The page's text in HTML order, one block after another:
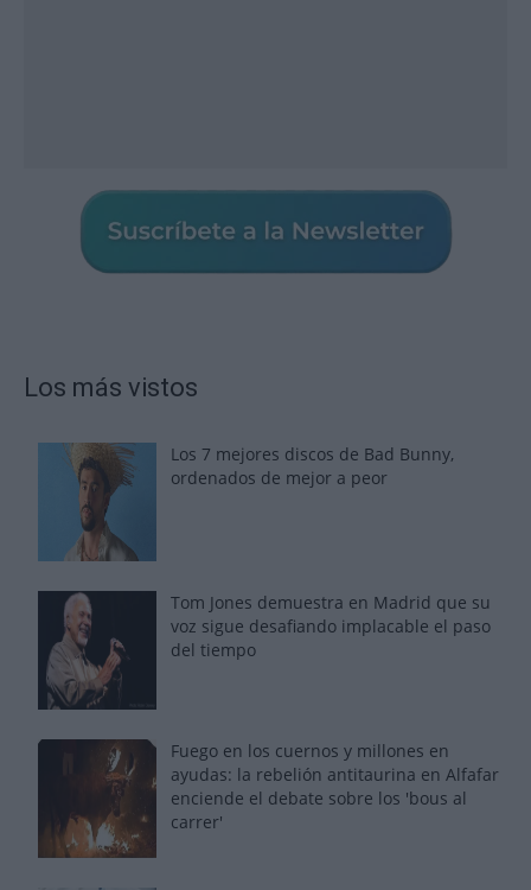
Los más vistos
Los 7 mejores discos de Bad Bunny,
ordenados de mejor a peor
Tom Jones demuestra en Madrid que su
voz sigue desafiando implacable el paso
del tiempo
Fuego en los cuernos y millones en
ayudas: la rebelión antitaurina en Alfafar
enciende el debate sobre los 'bous al
carrer'